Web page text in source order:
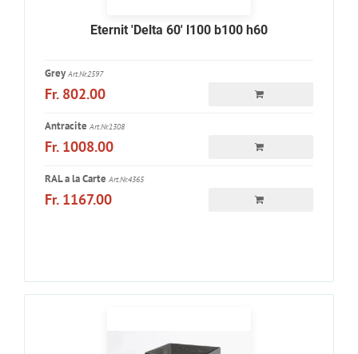
Eternit 'Delta 60' l100 b100 h60
Grey Art.Nr.2597
Fr. 802.00
Antracite Art.Nr.1308
Fr. 1008.00
RAL a la Carte Art.Nr.4365
Fr. 1167.00